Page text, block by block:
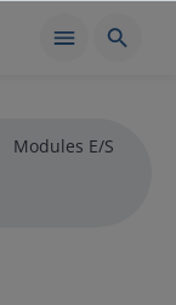
Modules E/S